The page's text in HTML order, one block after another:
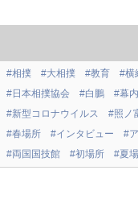
#相撲 #大相撲 #教育 #横
#日本相撲協会
#白鵬 #幕内
#新型コロナウイルス
#照ノ
#春場所
#インタビュー #
#両国国技館
#初場所 #夏